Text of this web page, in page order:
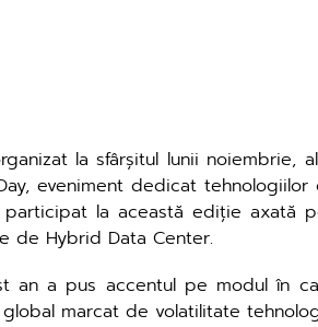
la sfârșitul lunii
eveniment dedicat
la această ediție axată
de Hybrid Data Center.
an a pus accentul pe modul în
marcat de volatilitate